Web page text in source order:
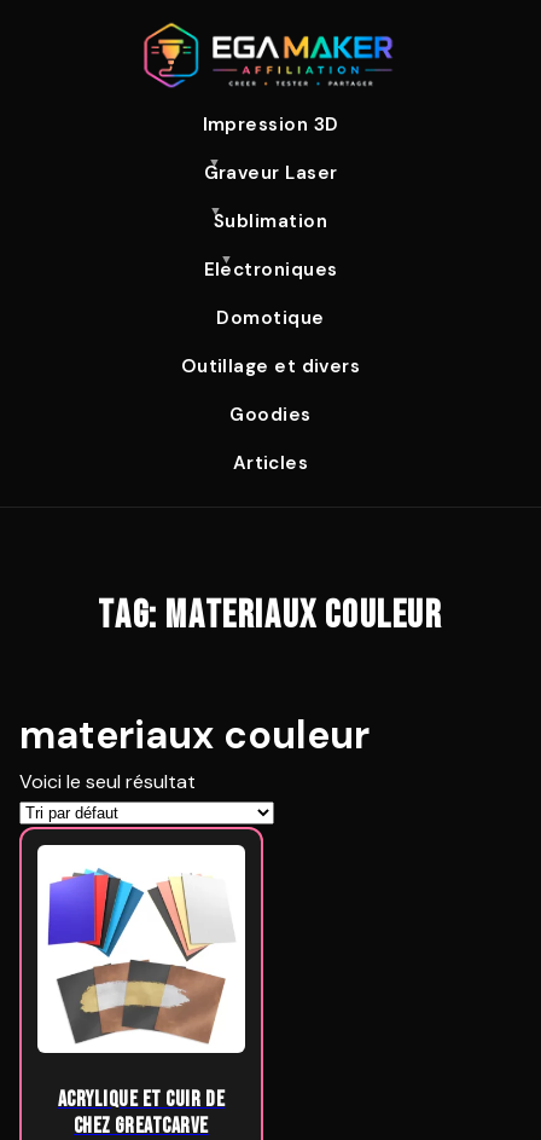
Impression 3D
Graveur Laser
Sublimation
Electroniques
Domotique
Outillage et divers
Goodies
Articles
TAG: MATERIAUX COULEUR
materiaux couleur
Voici le seul résultat
Acrylique et cuir de
chez GreatCarve